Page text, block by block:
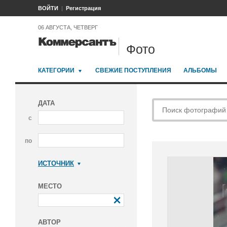
ВОЙТИ Регистрация
06 АВГУСТА, ЧЕТВЕРГ
Фото
КАТЕГОРИИ СВЕЖИЕ ПОСТУПЛЕНИЯ АЛЬБОМЫ
ДАТА
с
по
ИСТОЧНИК
МЕСТО
АВТОР